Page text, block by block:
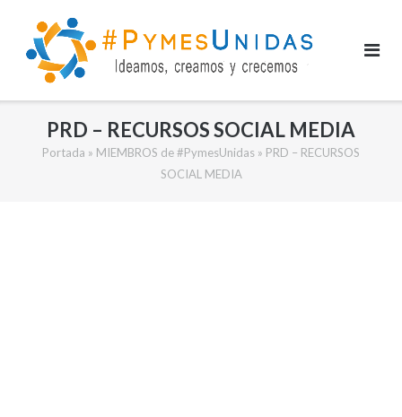
contenido
PRD – RECURSOS SOCIAL MEDIA
Portada » MIEMBROS de #PymesUnidas » PRD – RECURSOS
SOCIAL MEDIA